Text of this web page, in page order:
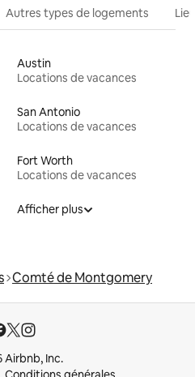
Autres types de logements
Austin
Locations de vacances
San Antonio
Locations de vacances
Fort Worth
Locations de vacances
Afficher plus
Comté de Montgomery
Airbnb, Inc.